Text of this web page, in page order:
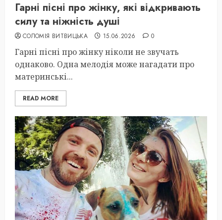
Гарні пісні про жінку, які відкривають
силу та ніжність душі
СОЛОМІЯ ВИТВИЦЬКА 15.06.2026 0
Гарні пісні про жінку ніколи не звучать
однаково. Одна мелодія може нагадати про
материнські...
READ MORE